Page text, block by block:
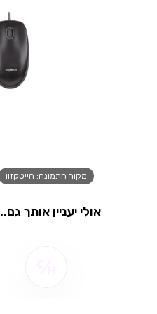
מקור התמונה: הייטקזון
אולי יעניין אותך גם..